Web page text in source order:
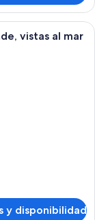
de hotel moderna
vistas al mar
y disponibilidad